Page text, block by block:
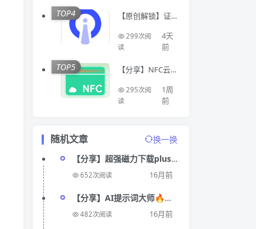
TOP4
【原创解锁】证
会员🔥标准尺寸
换底色美颜证件
299次阅
读
4天
前
TOP5
【分享】NFC云
门禁卡公交卡 各
类卡等🔥
295次阅
读
1周
前
随机文章
换一换
【分享】超强磁力下载plus
VIP版🔥1.3.5🔥解锁会员
652次阅读 16月前
【分享】AI提示词大师🔥内
置上千款AI模板🔥一个软件
482次阅读 16月前